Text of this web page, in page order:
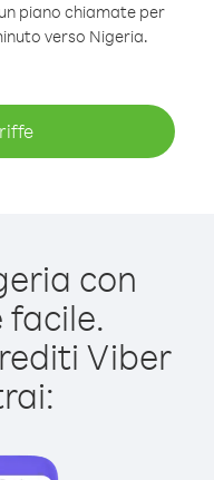
piano chiamate per
verso Nigeria.
con
facile.
Viber